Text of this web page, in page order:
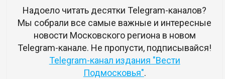
Надоело читать десятки Telegram-каналов?
Мы собрали все самые важные и интересные
новости Московского региона в новом
Telegram-канале. Не пропусти, подписывайся!
Telegram-канал издания "Вести
Подмосковья".